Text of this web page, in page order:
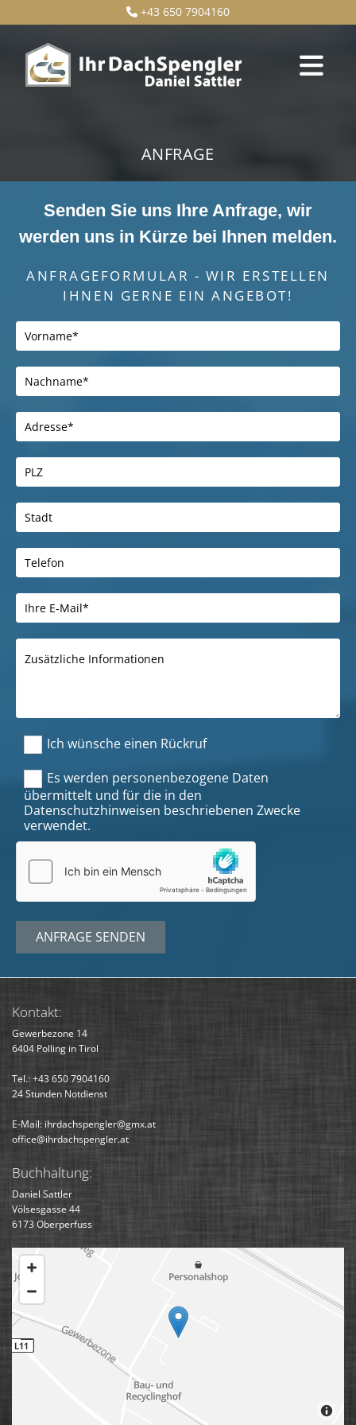
 +43 650 7904160
ANFRAGE
Senden Sie uns Ihre Anfrage, wir
werden uns in Kürze bei Ihnen melden.
ANFRAGEFORMULAR - WIR ERSTELLEN
IHNEN GERNE EIN ANGEBOT!
Ich wünsche einen Rückruf
Es werden personenbezogene Daten
übermittelt und für die in den
Datenschutzhinweisen beschriebenen Zwecke
verwendet.
Kontakt:
Gewerbezone 14
6404 Polling in Tirol
Tel.:+43 650 7904160
24 Stunden Notdienst
E-Mail: ihrdachspengler@gmx.at
office@ihrdachspengler.at
Buchhaltung:
Daniel Sattler
Völsesgasse 44
6173 Oberperfuss